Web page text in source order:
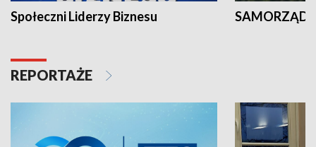
Społeczni Liderzy Biznesu SAMORZĄD
REPORTAŻE